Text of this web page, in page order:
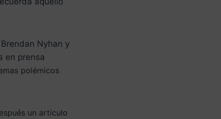
Nyhan y
en prensa
polémicos
un artículo